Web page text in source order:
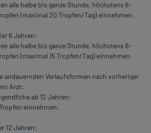
alle halbe bis ganze Stunde, höchstens 6-
(maximal 20 Tropfen/Tag) einnehmen.
6 Jahren:
alle halbe bis ganze Stunde, höchstens 6-
(maximal 15 Tropfen/Tag) einnehmen.
andauernden Verlaufsformen nach vorheriger
Arzt:
ab 12 Jahren:
einnehmen.
12 Jahren: